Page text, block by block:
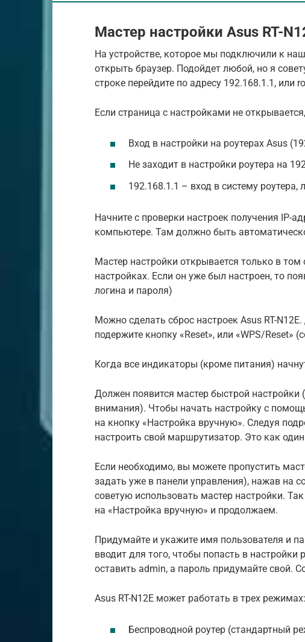
Мастер настройки Asus RT-
На устройстве, которое мы подключили к
открыть браузер. Подойдет любой, но я
строке перейдите по адресу 192.168.1.1, или
Если страница с настройками не
Вход в настройки на роутерах Asus
Не заходит в настройки роутера на
192.168.1.1 – вход в систему роутера,
Начните с проверки настроек получения IP-
компьютере. Там должно быть
Мастер настройки открывается только в том
настройках. Если он уже был настроен, то
логина и пароля)
Можно сделать сброс настроек Asus RT-
подержите кнопку «Reset», или «WPS/Reset»
Когда все индикаторы (кроме питания)
Должен появится мастер быстрой настройки
внимания). Чтобы начать настройку с
на кнопку «Настройка вручную». Следуя
настроить свой маршрутизатор. Это как
Если необходимо, вы можете пропустить
задать уже в панели управления), нажав на
советую использовать мастер настройки.
на «Настройка вручную» и продолжаем.
Придумайте и укажите имя пользователя и
вводит для того, чтобы попасть в
оставить admin, а пароль придумайте свой.
Asus RT-N12E может работать в трех режимах:
Беспроводной роутер (стандартный